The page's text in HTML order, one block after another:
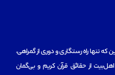
تنها راه رستگاری و دوری از گمراهی،
از حقائق قرآن کریم و بی‌گمان